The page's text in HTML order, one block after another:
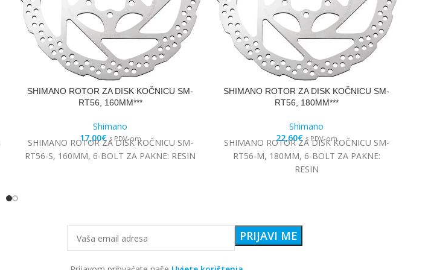
SHIMANO ROTOR ZA DISK KOČNICU SM-
RT56, 160MM***
Shimano
17,00€ s PDV-om
SHIMANO ROTOR ZA DISK KOČNICU SM-
RT56-S, 160MM, 6-BOLT ZA PAKNE: RESIN
SHIMANO ROTOR ZA DISK KOČNICU SM-
RT56, 180MM***
Shimano
22,60€ s PDV-om
SHIMANO ROTOR ZA DISK KOČNICU SM-
RT56-M, 180MM, 6-BOLT ZA PAKNE:
RESIN